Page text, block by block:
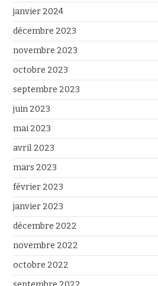
janvier 2024
décembre 2023
novembre 2023
octobre 2023
septembre 2023
juin 2023
mai 2023
avril 2023
mars 2023
février 2023
janvier 2023
décembre 2022
novembre 2022
octobre 2022